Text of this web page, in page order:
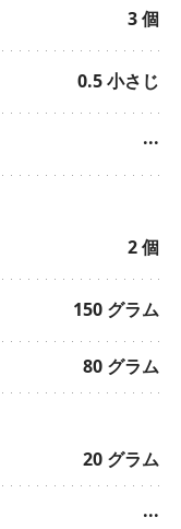
3個
0.5小さじ
···
2個
150 グラム
80 グラム
20 グラム
···